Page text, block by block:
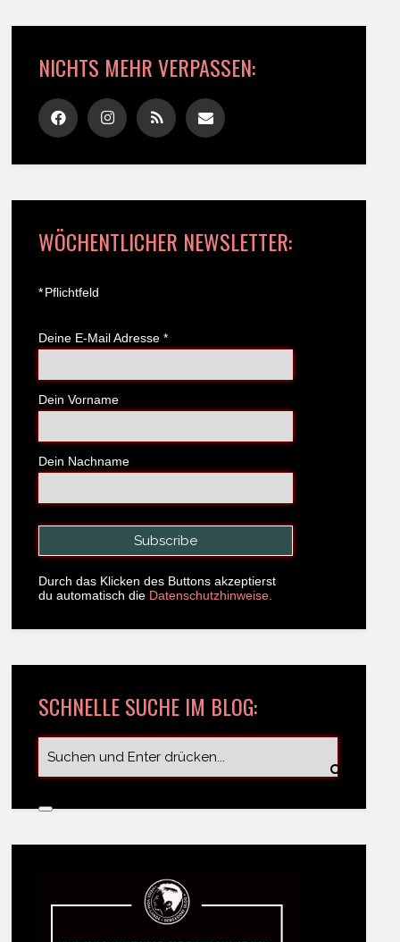
NICHTS MEHR VERPASSEN:
WÖCHENTLICHER NEWSLETTER:
*Pflichtfeld
Deine E-Mail Adresse *
Dein Vorname
Dein Nachname
Durch das Klicken des Buttons akzeptierst
du automatisch die Datenschutzhinweise.
SCHNELLE SUCHE IM BLOG: